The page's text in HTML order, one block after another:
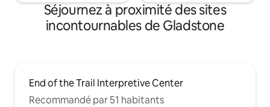
Séjournez à proximité des sites
incontournables de Gladstone
End of the Trail Interpretive Center
Recommandé par 51 habitants